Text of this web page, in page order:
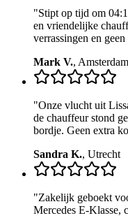
"Stipt op tijd om
en vriendelijke
verrassingen en
Mark V., Amsterdam
"Onze vlucht uit
de chauffeur stond
bordje. Geen extra
Sandra K., Utrecht
"Zakelijk geboekt
Mercedes E-Klasse,